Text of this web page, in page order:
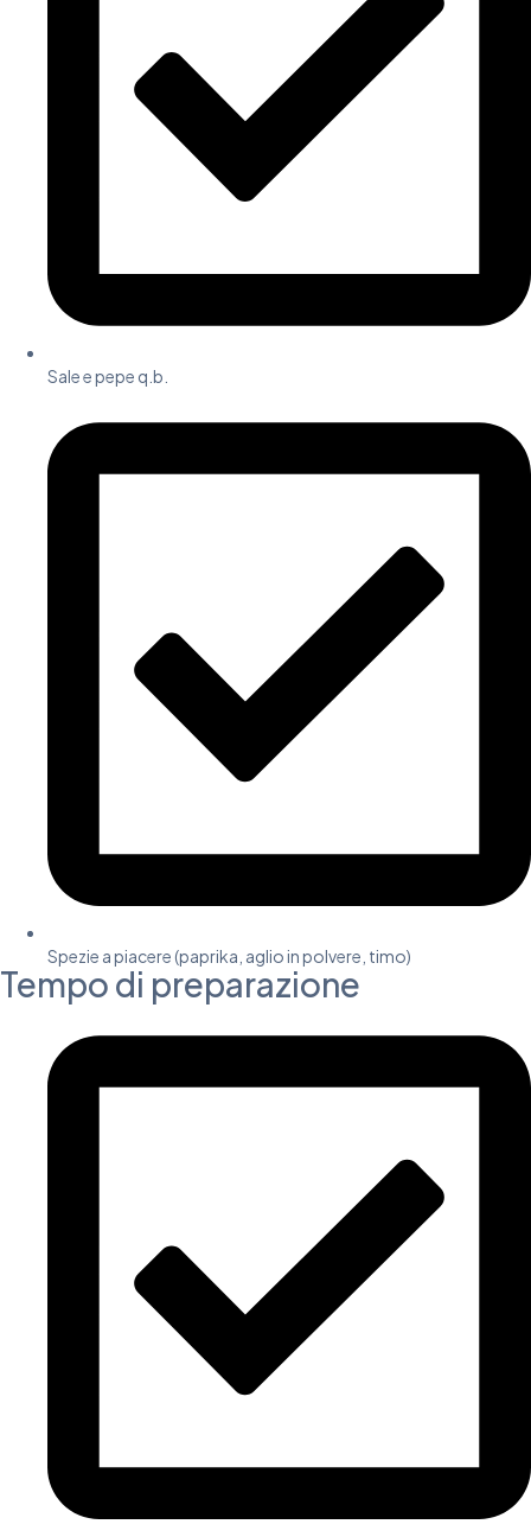
Sale e pepe q.b.
Spezie a piacere (paprika, aglio in polvere, timo)
Tempo di preparazione